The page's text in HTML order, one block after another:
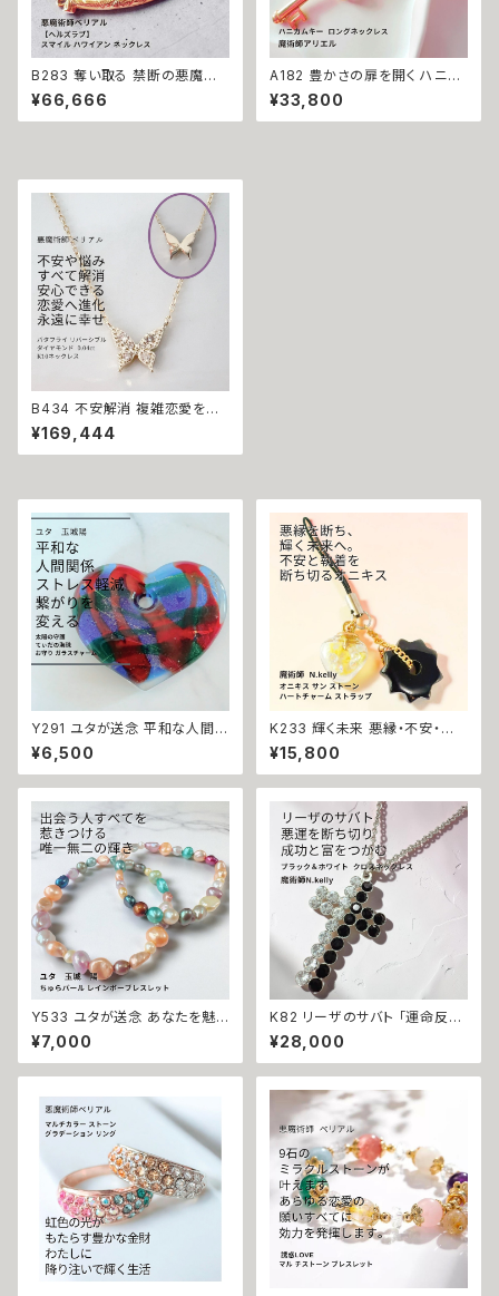
B283 奪い取る 禁断の悪魔術
恋の勝者になれる 縁切り【ヘル
ズラブ】スマイル ハワイアン ネ
ックレス ステンレス 悪魔術師
ト 強力 排除 略奪愛 成就
¥66,666
A182 豊かさの扉を開く ハニカ
ムキー 太陽開花の仕事運・生業
守護 才能開花 ロングネックレ
ス 魔術師アリエル 魔術 金運 仕
¥33,800
B434 不安解消 複雑恋愛を成
就へと導く 意中の人との縁結び
バタフライ リバーシブル ダイヤ
モンド ネックレス 0.04ct K10
悪魔術師べリアル強力 悪魔術
黒魔術 おまじない 呪 本物 魔術
師 魔法 恋愛成就 略奪 蝶 縁結
び お守り 開運
¥169,444
Y291 ユタが送念 平和な人間関
係 ストレス軽減 繋がりを変える
太陽の守護 てぃだの海珠 お守
り ガラスチャーム 人間関係 悩
ス 解消 縁結び 海 沖縄 玉城 ユ
タ 占い お守り 人間関係 開運
神人 波
¥6,500
K233 輝く未来 悪縁・不安・執
着を断つ 運気改善 オニキス サ
ン ストーン ハートチャーム キー
ホルダー ストラップ N.Kelly製
ギー 魅力 魔力 魔術 白魔術 開
運 強運 本物 パワーストーン お
守り 強力
¥15,800
Y533 ユタが送念 あなたを魅
了の中心へ 誘いが増えすぎて困
る ちゅらパール レインボーブレ
スレット ユタ 占い 祈祷 送念 真
力 魅力 魅了 ときめき 沖縄 強
さ ネイチャーパワー
¥7,000
K82 リーザのサバト 「運命反転
のクロス」悪運を断ち切り成功
と富をつかむ 金運上昇 キャリア
アップ マチュラダイヤモンド ク
十字架 魔術 白魔術 運気アップ
おまもり おまじない 魔術 本物
強力 白魔術 占い 願いが叶う
¥28,000